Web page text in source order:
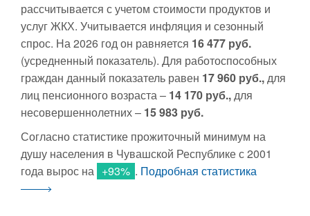
рассчитывается с учетом стоимости продуктов и
услуг ЖКХ. Учитывается инфляция и сезонный
спрос. На 2026 год он равняется 16 477 руб.
(усредненный показатель). Для работоспособных
граждан данный показатель равен 17 960 руб.,для
лиц пенсионного возраста – 14 170 руб.,для
несовершеннолетних – 15 983 руб.
Согласно статистике прожиточный минимум на
душу населения в Чувашской Республике с 2001
года вырос на +93% . Подробная статистика